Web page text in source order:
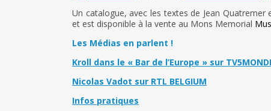
Un catalogue, avec les textes de Jean Quatremer
et est disponible à la vente au Mons Memorial
Les Médias en parlent !
Kroll dans le « Bar de l’Europe » sur
Nicolas Vadot sur RTL BELGIUM
Infos pratiques